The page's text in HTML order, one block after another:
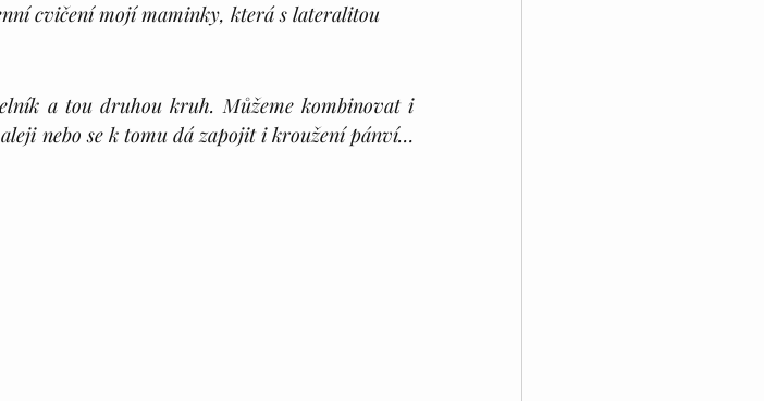
cvičení mojí maminky, která s lateralitou
a tou druhou kruh. Můžeme kombinovat i
nebo se k tomu dá zapojit i kroužení pánví…